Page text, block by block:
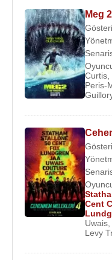
2008yılında
2003yılındaThe
2006’da başrolünü
filmi de çekilen
Artık sadık bir
gişede başarılı
başrolü oynadı.
dönemi
rağmen hem gişe
kalemlerinde
kaldı.
Jason Statham,
aksiyon ve dövüş
filmindeki araba
Meg
Curtis,
Peris-
Cent
Uwais,
Levy